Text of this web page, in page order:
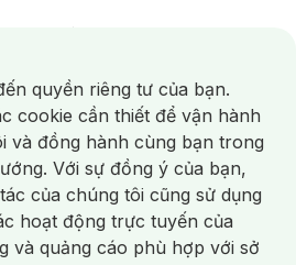
/Mặt Nạ Xông Hơi /Nước Rửa Tay/
Đánh Răng /Bàn Chải Điện/
/Máy Tăm Nước/ Nước Súc Miệng/
/ Dung Dịch Vệ Sinh/Dưỡng Vùng Kín/
Vệ Sinh/Tampon/Bọt Cạo Râu /Dao Cạo Râu/
/ Mất Nước/ Da Lão Hóa/ Da Mụn/
Thâm / Nám / Tàn Nhang
Da Cơ Địa
Dụng Cụ / Máy Rửa Mặt Máy Chăm Sóc Da
quyền riêng tư của bạn.
cookie cần thiết để vận hành
và đồng hành cùng bạn trong
Với sự đồng ý của bạn,
của chúng tôi cũng sử dụng
hoạt động trực tuyến của
và quảng cáo phù hợp với sở